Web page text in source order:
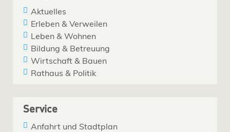
Aktuelles
Erleben & Verweilen
Leben & Wohnen
Bildung & Betreuung
Wirtschaft & Bauen
Rathaus & Politik
Service
Anfahrt und Stadtplan